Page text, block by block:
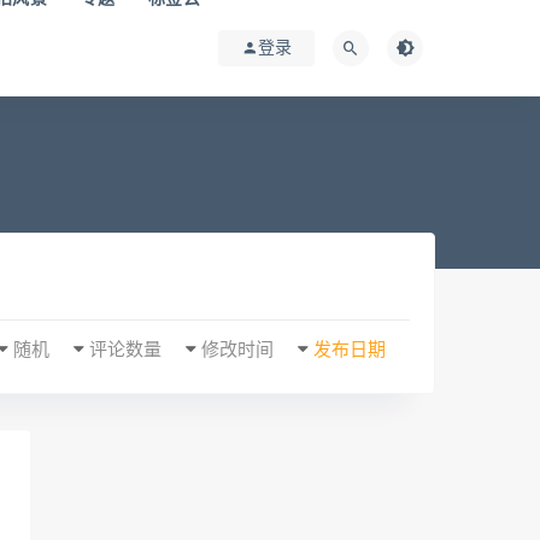
登录
发布日期
修改时间
评论数量
随机